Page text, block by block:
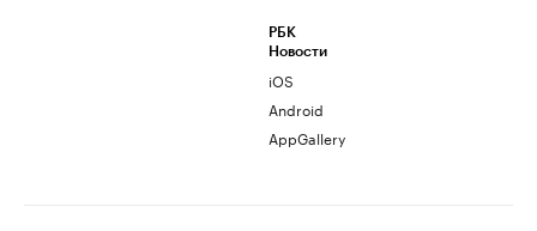
РБК
Новости
iOS
Android
AppGallery